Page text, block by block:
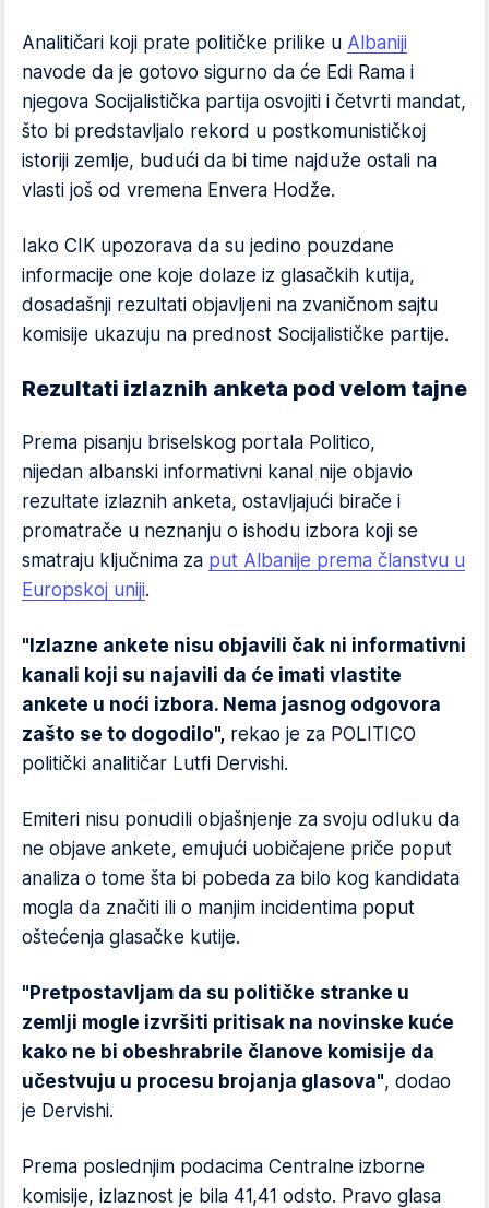
Analitičari koji prate političke prilike u Albaniji
navode da je gotovo sigurno da će Edi Rama i
njegova Socijalistička partija osvojiti i četvrti mandat,
što bi predstavljalo rekord u postkomunističkoj
istoriji zemlje, budući da bi time najduže ostali na
vlasti još od vremena Envera Hodže.
Iako CIK upozorava da su jedino pouzdane
informacije one koje dolaze iz glasačkih kutija,
dosadašnji rezultati objavljeni na zvaničnom sajtu
komisije ukazuju na prednost Socijalističke partije.
Rezultati izlaznih anketa pod velom tajne
Prema pisanju briselskog portala Politico,
nijedan albanski informativni kanal nije objavio
rezultate izlaznih anketa, ostavljajući birače i
promatrače u neznanju o ishodu izbora koji se
smatraju ključnima za put Albanije prema članstvu u
Europskoj uniji.
"Izlazne ankete nisu objavili čak ni informativni
kanali koji su najavili da će imati vlastite
ankete u noći izbora. Nema jasnog odgovora
zašto se to dogodilo", rekao je za POLITICO
politički analitičar Lutfi Dervishi.
Emiteri nisu ponudili objašnjenje za svoju odluku da
ne objave ankete, emujući uobičajene priče poput
analiza o tome šta bi pobeda za bilo kog kandidata
mogla da značiti ili o manjim incidentima poput
oštećenja glasačke kutije.
"Pretpostavljam da su političke stranke u
zemlji mogle izvršiti pritisak na novinske kuće
kako ne bi obeshrabrile članove komisije da
učestvuju u procesu brojanja glasova", dodao
je Dervishi.
Prema poslednjim podacima Centralne izborne
komisije, izlaznost je bila 41,41 odsto. Pravo glasa